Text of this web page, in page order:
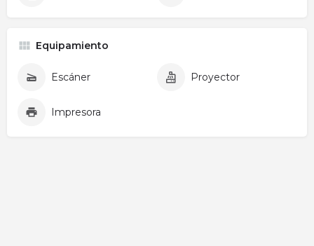
Equipamiento
Escáner Proyector
Impresora